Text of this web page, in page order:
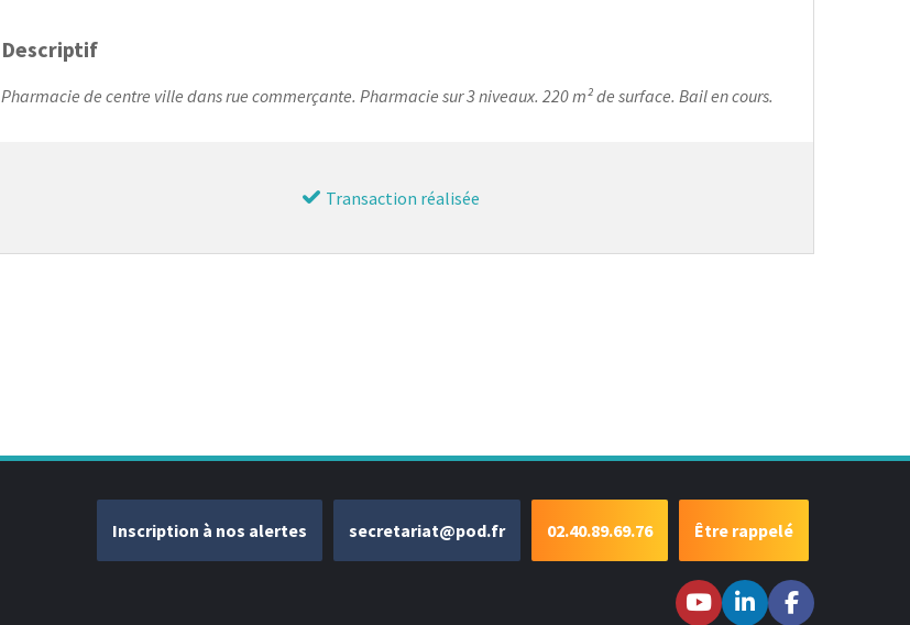
Descriptif
Pharmacie de centre ville dans rue commerçante. Pharmacie sur 3 niveaux. 220 m² de surface. Bail en cours.
Transaction réalisée
Être rappelé
02.40.89.69.76
secretariat@pod.fr
Inscription à nos alertes